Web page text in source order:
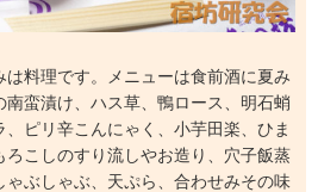
料理です。メニューは食前酒に夏み
蛮漬け、ハス草、鴨ロース、明石蛸
ピリ辛こんにゃく、小芋田楽、ひま
ろこしのすり流しやお造り、穴子飯蒸
ゃぶしゃぶ、天ぷら、合わせみその味